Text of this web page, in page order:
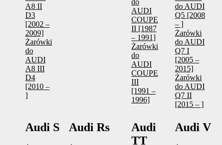
A8 II
D3
[2002 –
2009]
Żarówki
do
AUDI
A8 III
D4
[2010 –
]
do
AUDI
COUPE
II [1987
– 1991]
Żarówki
do
AUDI
COUPE
III
[1991 –
1996]
do AUDI
Q5 [2008
– ]
Żarówki
do AUDI
Q7 I
[2005 –
2015]
Żarówki
do AUDI
Q7 II
[2015 – ]
Audi S Audi Rs
Audi
TT
Audi V